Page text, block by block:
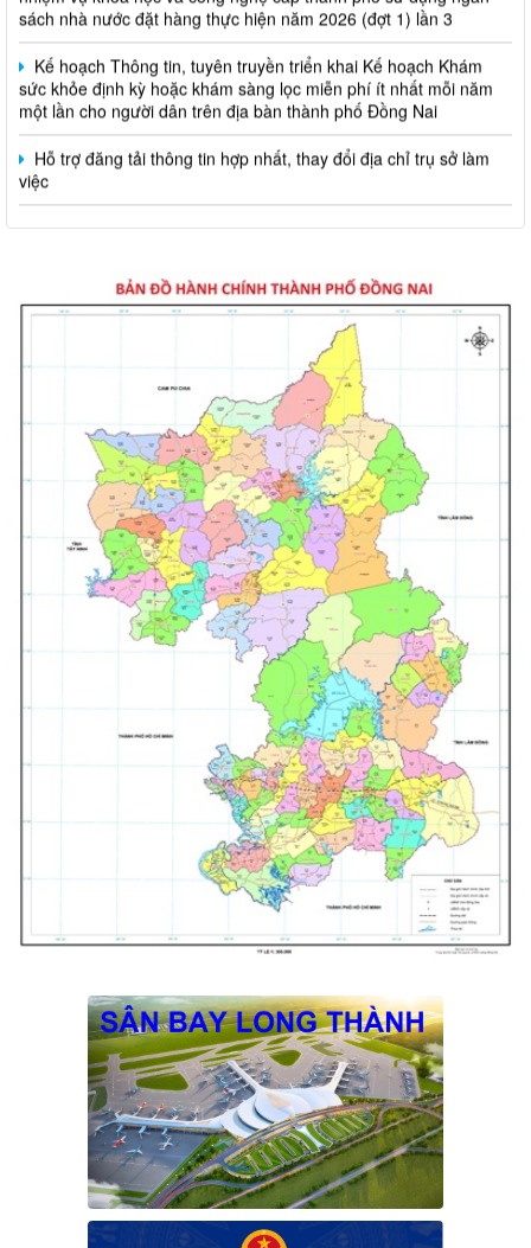
Kế hoạch Thông tin, tuyên truyền triển khai Kế hoạch Khám
sức khỏe định kỳ hoặc khám sàng lọc miễn phí ít nhất mỗi năm
một lần cho người dân trên địa bàn thành phố Đồng Nai
Hỗ trợ đăng tải thông tin hợp nhất, thay đổi địa chỉ trụ sở làm
việc
Công khai thông tin vi phạm pháp luật trong lĩnh vực đất đai, tại
phường Hố Nai